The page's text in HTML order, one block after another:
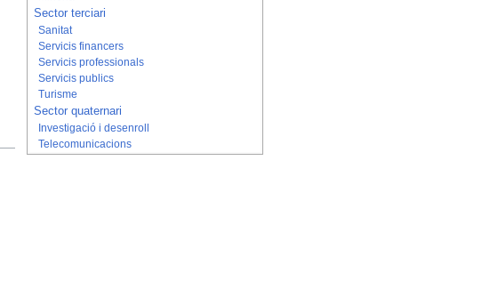
Sector terciari
Sanitat
Servicis financers
Servicis professionals
Servicis publics
Turisme
Sector quaternari
Investigació i desenroll
Telecomunicacions